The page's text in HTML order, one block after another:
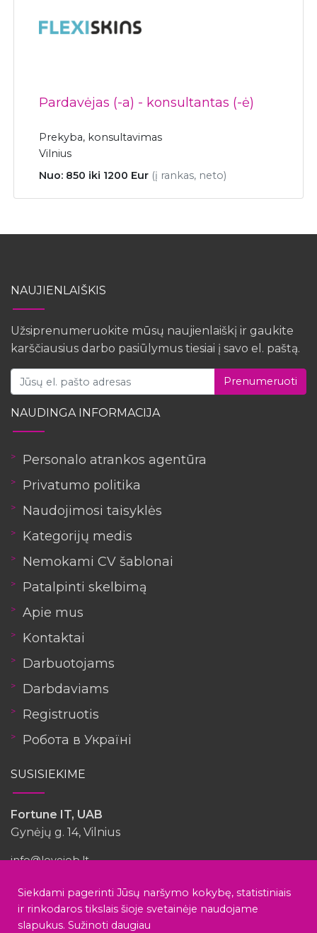
Pardavėjas (-a) - konsultantas (-ė)
Prekyba, konsultavimas
Vilnius
Nuo: 850 iki 1200 Eur (į rankas, neto)
NAUJIENLAIŠKIS
Užsiprenumeruokite mūsų naujienlaiškį ir gaukite
karščiausius darbo pasiūlymus tiesiai į savo el. paštą.
Prenumeruoti
NAUDINGA INFORMACIJA
Personalo atrankos agentūra
Privatumo politika
Naudojimosi taisyklės
Kategorijų medis
Nemokami CV šablonai
Patalpinti skelbimą
Apie mus
Kontaktai
Darbuotojams
Darbdaviams
Registruotis
Робота в Україні
SUSISIEKIME
Fortune IT, UAB
Gynėjų g. 14, Vilnius
info@lovejob.lt
Siekdami pagerinti Jūsų naršymo kokybę, statistiniais
ir rinkodaros tikslais šioje svetainėje naudojame
slapukus. Sužinoti daugiau